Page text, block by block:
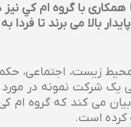
با گروه ام كي نیز
بالا می برند تا
یک شرکت نمونه در
کرده است.